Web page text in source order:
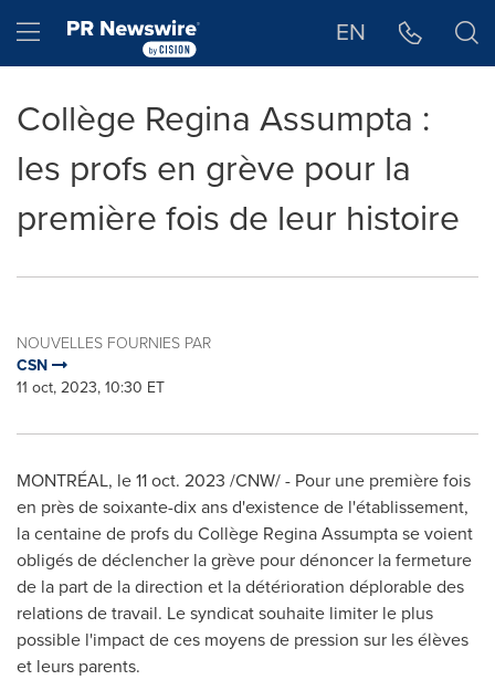
Hamburger menu EN
Collège Regina Assumpta :
les profs en grève pour la
première fois de leur histoire
NOUVELLES FOURNIES PAR
CSN
11 oct, 2023, 10:30 ET
MONTRÉAL, le11 oct. 2023 /CNW/ - Pour une première fois
en près de soixante-dix ans d'existence de l'établissement,
la centaine de profs du Collège Regina Assumpta se voient
obligés de déclencher la grève pour dénoncer la fermeture
de la part de la direction et la détérioration déplorable des
relations de travail. Le syndicat souhaite limiter le plus
possible l'impact de ces moyens de pression sur les élèves
et leurs parents.